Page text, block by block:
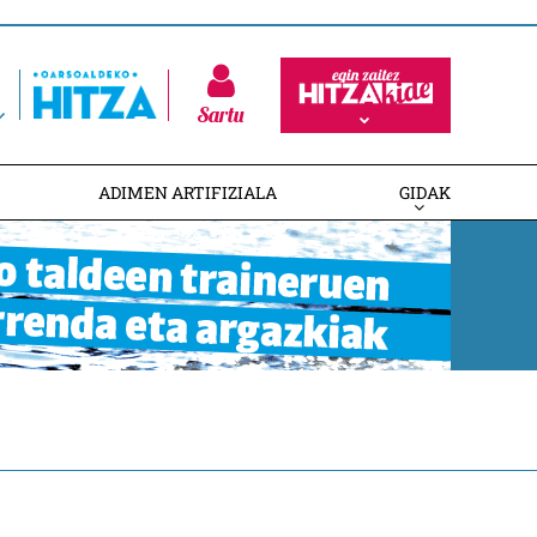
Sartu
ADIMEN ARTIFIZIALA GIDAK